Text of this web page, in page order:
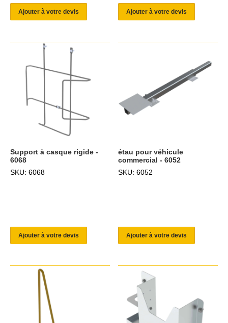
Ajouter à votre devis Ajouter à votre devis
Support à casque rigide -
6068
SKU: 6068
Ajouter à votre devis
étau pour véhicule
commercial - 6052
SKU: 6052
Ajouter à votre devis